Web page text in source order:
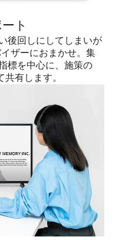
ト
後回しにしてしまいが
ザーにおまかせ。集
標を中心に、施策の
有します。